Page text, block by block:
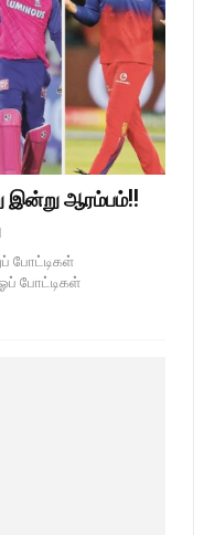
இன்று ஆரம்பம்!!
போட்டிகள்
போட்டிகள்